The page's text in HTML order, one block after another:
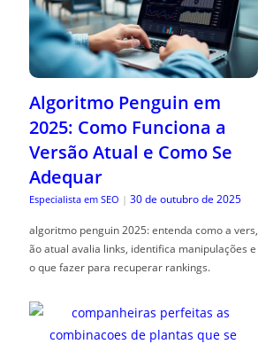
Algoritmo Penguin em
2025: Como Funciona a
Versão Atual e Como Se
Adequar
Especialista em SEO | 30 de outubro de 2025
algoritmo penguin 2025: entenda como a vers,
ão atual avalia links, identifica manipulações e
o que fazer para recuperar rankings.